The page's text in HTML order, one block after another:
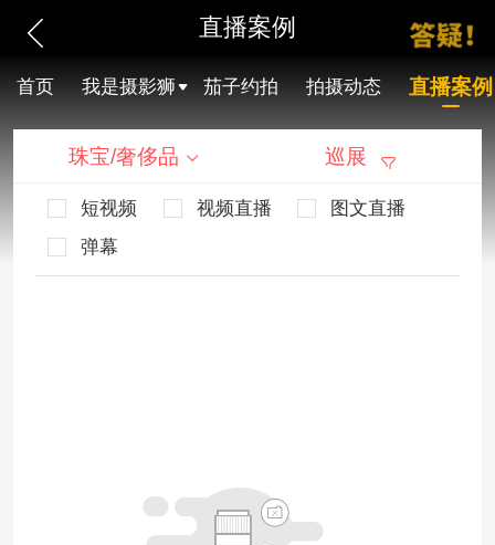
直播案例
首页 我是摄影狮 茄子约拍 拍摄动态 直播案例
珠宝/奢侈品 巡展
短视频 视频直播
图文直播
弹幕